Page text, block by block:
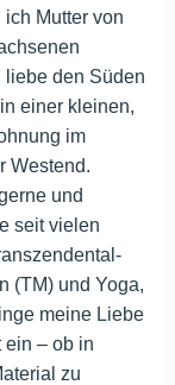
ich Mutter von
liebe den Süden
einer kleinen,
im
Westend.
und
seit vielen
(TM) und Yoga,
meine Liebe
ein – ob in
zu